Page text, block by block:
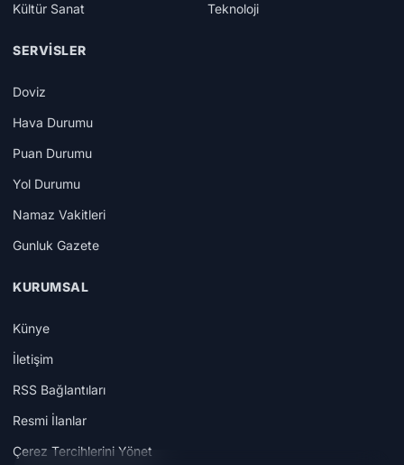
Kültür Sanat
Teknoloji
SERVISLER
Doviz
Hava Durumu
Puan Durumu
Yol Durumu
Namaz Vakitleri
Gunluk Gazete
KURUMSAL
Künye
İletişim
RSS Bağlantıları
Resmi İlanlar
Çerez Tercihlerini Yönet